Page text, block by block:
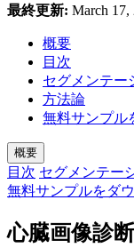
最終更新: March 17,
概要
目次
セグメンテー
方法論
無料サンプル
概要
目次 セグメンテー
無料サンプルをダ
心臓画像診